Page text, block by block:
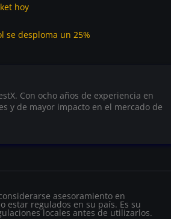
hoy
se desploma un 25%
Con ocho años de experiencia en
y de mayor impacto en el mercado de
asesoramiento en
estar regulados en su país. Es su
locales antes de utilizarlos.